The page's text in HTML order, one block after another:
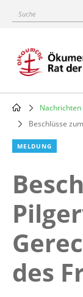
content
Suche
Main
Nachrichten
Beschlüsse
MELDUNG
des